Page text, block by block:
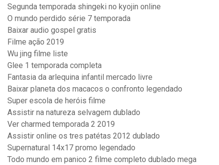
Segunda temporada shingeki no kyojin online
O mundo perdido série 7 temporada
Baixar audio gospel gratis
Filme ação 2019
Wu jing filme liste
Glee 1 temporada completa
Fantasia da arlequina infantil mercado livre
Baixar planeta dos macacos o confronto legendado
Super escola de heróis filme
Assistir na natureza selvagem dublado
Ver charmed temporada 2 2019
Assistir online os tres patétas 2012 dublado
Supernatural 14x17 promo legendado
Todo mundo em panico 2 filme completo dublado mega